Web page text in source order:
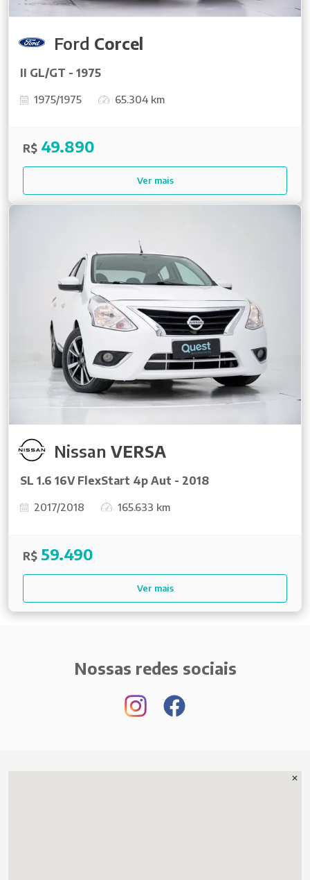
Ford Corcel
II GL/GT - 1975
1975/1975 65.304 km
R$ 49.890
Ver mais
Nissan VERSA
SL 1.6 16V FlexStart 4p Aut - 2018
2017/2018 165.633 km
R$ 59.490
Ver mais
Nossas redes sociais